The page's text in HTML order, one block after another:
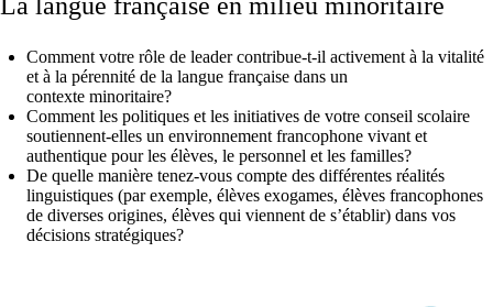
Comment votre rôle de leader contribue-t-il activement à la vitalité
et à la pérennité de la langue française dans un
contexte minoritaire?
Comment les politiques et les initiatives de votre conseil scolaire
soutiennent-elles un environnement francophone vivant et
authentique pour les élèves, le personnel et les familles?
De quelle manière tenez-vous compte des différentes réalités
linguistiques (par exemple, élèves exogames, élèves francophones
de diverses origines, élèves qui viennent de s’établir) dans vos
décisions stratégiques?